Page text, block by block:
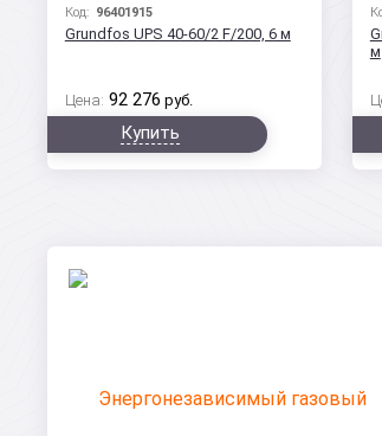
Код: 96401915
Grundfos UPS 40-60/2 F/200, 6 м
Цена: 92 276 руб.
Купить
м